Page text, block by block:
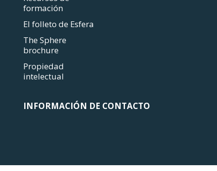
formación
El folleto de Esfera
The Sphere
brochure
Propiedad
intelectual
INFORMACIÓN DE CONTACTO